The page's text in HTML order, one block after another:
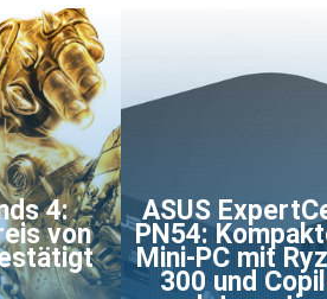
4:
von
ASUS
PN54:
Mini-PC mit
300 und